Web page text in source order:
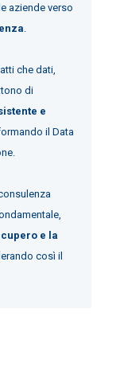
aziende verso
che dati,
di
e
il Data
e la
così il